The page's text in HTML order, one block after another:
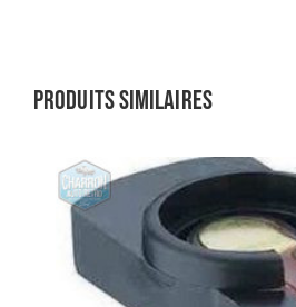
Produits similaires